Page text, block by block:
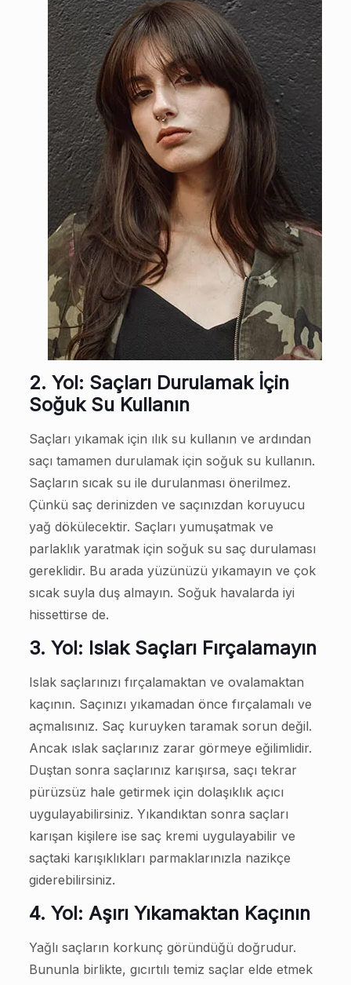
2. Yol: Saçları Durulamak İçin
Soğuk Su Kullanın
Saçları yıkamak için ılık su kullanın ve ardından
saçı tamamen durulamak için soğuk su kullanın.
Saçların sıcak su ile durulanması önerilmez.
Çünkü saç derinizden ve saçınızdan koruyucu
yağ dökülecektir. Saçları yumuşatmak ve
parlaklık yaratmak için soğuk su saç durulaması
gereklidir. Bu arada yüzünüzü yıkamayın ve çok
sıcak suyla duş almayın. Soğuk havalarda iyi
hissettirse de.
3. Yol: Islak Saçları Fırçalamayın
Islak saçlarınızı fırçalamaktan ve ovalamaktan
kaçının. Saçınızı yıkamadan önce fırçalamalı ve
açmalısınız. Saç kuruyken taramak sorun değil.
Ancak ıslak saçlarınız zarar görmeye eğilimlidir.
Duştan sonra saçlarınız karışırsa, saçı tekrar
pürüzsüz hale getirmek için dolaşıklık açıcı
uygulayabilirsiniz. Yıkandıktan sonra saçları
karışan kişilere ise saç kremi uygulayabilir ve
saçtaki karışıklıkları parmaklarınızla nazikçe
giderebilirsiniz.
4. Yol: Aşırı Yıkamaktan Kaçının
Yağlı saçların korkunç göründüğü doğrudur.
Bununla birlikte, gıcırtılı temiz saçlar elde etmek